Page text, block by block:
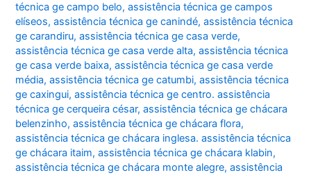
técnica ge campo belo,assistência técnica ge campos
elíseos,assistência técnica ge canindé,assistência técnica
ge carandiru,assistência técnica ge casa verde,
assistência técnica ge casa verde alta,assistência técnica
ge casa verde baixa,assistência técnica ge casa verde
média,assistência técnica ge catumbi,assistência técnica
ge caxingui,assistência técnica ge centro. assistência
técnica ge cerqueira césar,assistência técnica ge chácara
belenzinho,assistência técnica ge chácara flora,
assistência técnica ge chácara inglesa. assistência técnica
ge chácara itaim,assistência técnica ge chácara klabin,
assistência técnica ge chácara monte alegre,assistência